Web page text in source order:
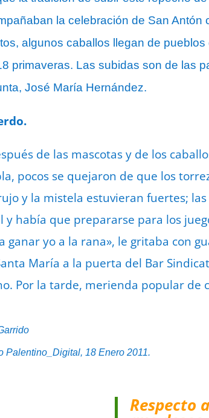
la celebración de San
algunos caballos llegan de
primaveras. Las subidas son de las
José María Hernández.
de las mascotas y de los
pocos se quejaron de que los
y la mistela estuvieran fuertes;
y había que prepararse para los
ganar yo a la rana», le gritaba con
María a la puerta del Bar
Por la tarde, merienda popular de
Palentino_Digital, 18 Enero 2011.
Respecto